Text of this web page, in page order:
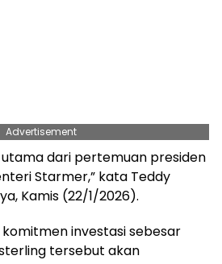
Advertisement
dari pertemuan presiden
Starmer,” kata Teddy
Kamis (22/1/2026).
investasi sebesar
tersebut akan